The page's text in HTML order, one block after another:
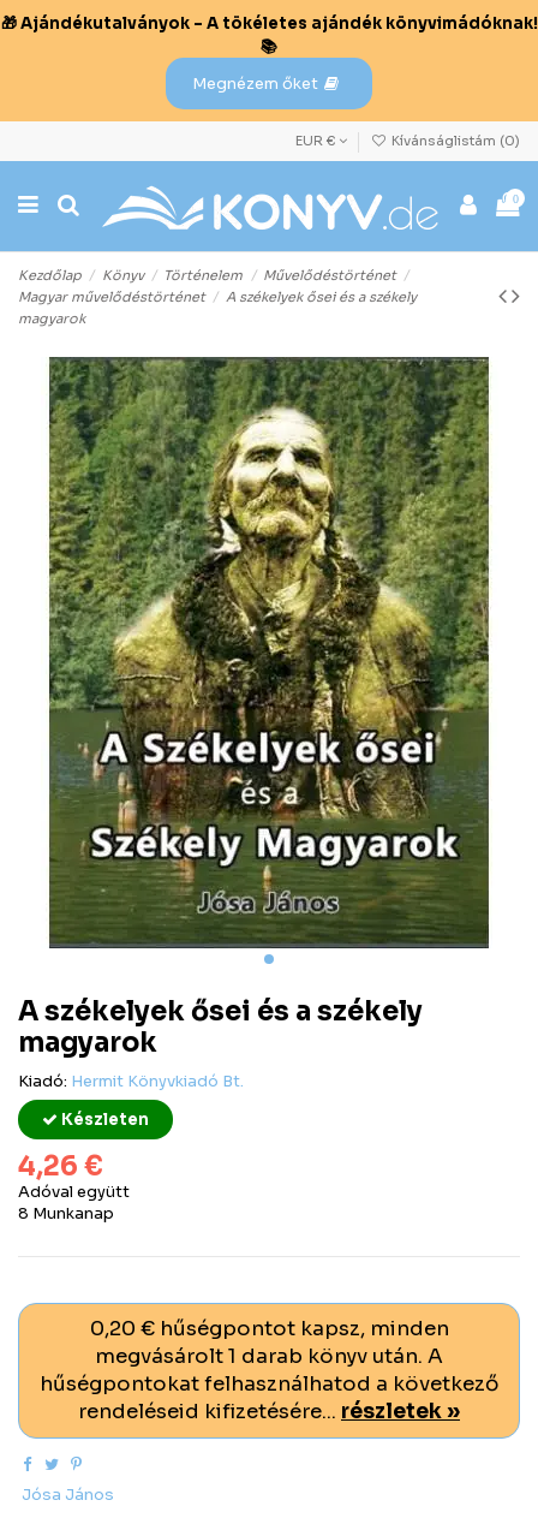
🎁 Ajándékutalványok – A tökéletes ajándék könyvimádóknak!
📚
Megnézem őket
EUR € Kívánságlistám (0)
0
Kezdőlap Könyv Történelem
Művelődéstörténet
Magyar művelődéstörténet
A székelyek ősei és a székely
magyarok
A székelyek ősei és a székely
magyarok
Kiadó: Hermit Könyvkiadó Bt.
Készleten
4,26 €
Adóval együtt
8 Munkanap
0,20 € hűségpontot kapsz, minden
megvásárolt 1 darab könyv után. A
hűségpontokat felhasználhatod a következő
rendeléseid kifizetésére... részletek »
Jósa János